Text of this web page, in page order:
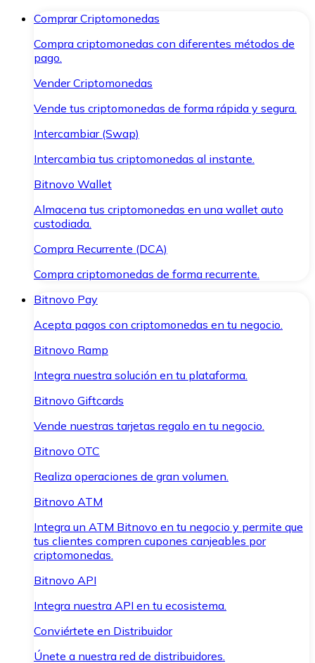
Comprar Criptomonedas
Compra criptomonedas con diferentes métodos de
pago.
Vender Criptomonedas
Vende tus criptomonedas de forma rápida y segura.
Intercambiar (Swap)
Intercambia tus criptomonedas al instante.
Bitnovo Wallet
Almacena tus criptomonedas en una wallet auto
custodiada.
Compra Recurrente (DCA)
Compra criptomonedas de forma recurrente.
Bitnovo Pay
Acepta pagos con criptomonedas en tu negocio.
Bitnovo Ramp
Integra nuestra solución en tu plataforma.
Bitnovo Giftcards
Vende nuestras tarjetas regalo en tu negocio.
Bitnovo OTC
Realiza operaciones de gran volumen.
Bitnovo ATM
Integra un ATM Bitnovo en tu negocio y permite que
tus clientes compren cupones canjeables por
criptomonedas.
Bitnovo API
Integra nuestra API en tu ecosistema.
Conviértete en Distribuidor
Únete a nuestra red de distribuidores.